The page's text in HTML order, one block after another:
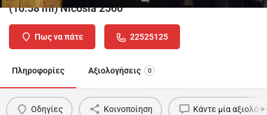
(10.58 mi) Nicosia 2560
Πως να πάτε 22525125
Πληροφορίες Αξιολογήσεις 0
Οδηγίες Κοινοποίηση Κάντε μία